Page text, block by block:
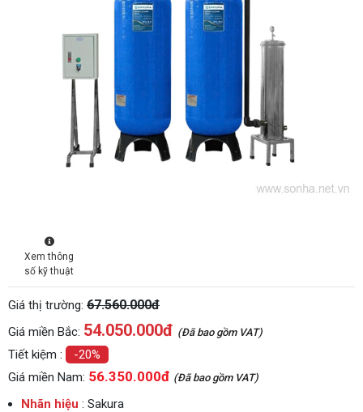
Xem thông
số kỹ thuật
Giá thị trường: 67.560.000đ
Giá miền Bắc: 54.050.000đ (Đã bao gồm VAT)
Tiết kiệm :
-20%
Giá miền Nam: 56.350.000đ (Đã bao gồm VAT)
Nhãn hiệu : Sakura